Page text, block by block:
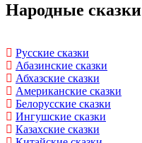
Народные сказки
Русские сказки
Абазинские сказки
Абхазские сказки
Американские сказки
Белорусские сказки
Ингушские сказки
Казахские сказки